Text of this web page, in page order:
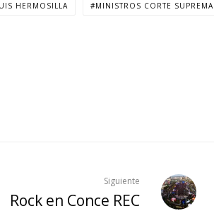
HERMOSILLA MINISTROS CORTE SUPREMA
Siguiente
Rock en Conce REC